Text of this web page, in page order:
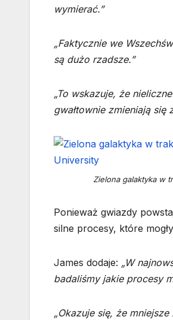
wymierać.”
„Faktycznie we
są dużo rzadsze.”
„To wskazuje, że
gwałtownie zmieniają się
Zielona galaktyka w
Ponieważ gwiazdy
silne procesy, które
James dodaje: „W
badaliśmy jakie procesy
„Okazuje się, że